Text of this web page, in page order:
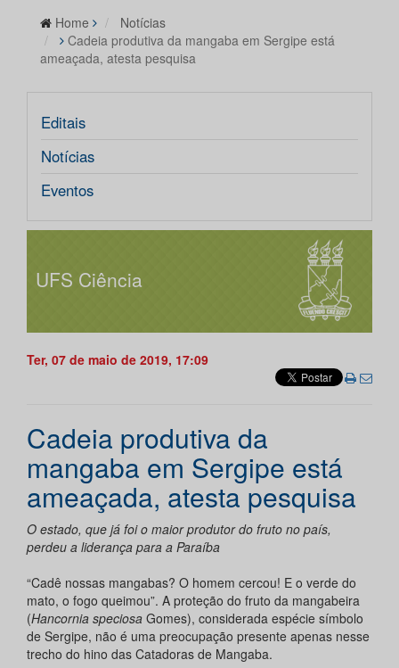
Home
Notícias
Cadeia produtiva da mangaba em Sergipe está
ameaçada, atesta pesquisa
Editais
Notícias
Eventos
UFS Ciência
Ter, 07 de maio de 2019, 17:09
Cadeia produtiva da
mangaba em Sergipe está
ameaçada, atesta pesquisa
O estado, que já foi o maior produtor do fruto no país,
perdeu a liderança para a Paraíba
“Cadê nossas mangabas? O homem cercou! E o verde do
mato, o fogo queimou”. A proteção do fruto da mangabeira
(Hancornia speciosa Gomes), considerada espécie símbolo
de Sergipe, não é uma preocupação presente apenas nesse
trecho do hino das Catadoras de Mangaba.